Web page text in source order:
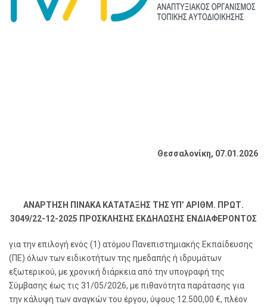
Θεσσαλονίκη, 07.01.2026
ΑΝΑΡΤΗΣΗ ΠΙΝΑΚΑ ΚΑΤΑΤΑΞΗΣ ΤΗΣ ΥΠ’ ΑΡΙΘΜ. ΠΡΩΤ.
3049/22-12-2025 ΠΡΟΣΚΛΗΣΗΣ ΕΚΔΗΛΩΣΗΣ ΕΝΔΙΑΦΕΡΟΝΤΟΣ
για την επιλογή ενός (1) ατόμου Πανεπιστημιακής Εκπαίδευσης
(ΠΕ) όλων των ειδικοτήτων της ημεδαπής ή ιδρυμάτων
εξωτερικού, με χρονική διάρκεια από την υπογραφή της
Σύμβασης έως τις 31/05/2026, με πιθανότητα παράτασης για
την κάλυψη των αναγκών του έργου, ύψους 12.500,00 €, πλέον